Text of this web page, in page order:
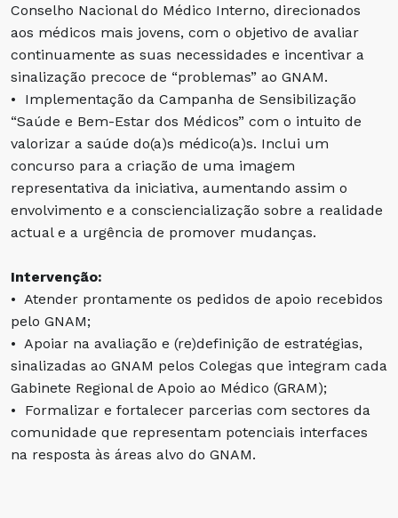
Conselho Nacional do Médico Interno, direcionados
aos médicos mais jovens, com o objetivo de avaliar
continuamente as suas necessidades e incentivar a
sinalização precoce de “problemas” ao GNAM.
• Implementação da Campanha de Sensibilização
“Saúde e Bem-Estar dos Médicos” com o intuito de
valorizar a saúde do(a)s médico(a)s. Inclui um
concurso para a criação de uma imagem
representativa da iniciativa, aumentando assim o
envolvimento e a consciencialização sobre a realidade
actual e a urgência de promover mudanças.
Intervenção:
• Atender prontamente os pedidos de apoio recebidos
pelo GNAM;
• Apoiar na avaliação e (re)definição de estratégias,
sinalizadas ao GNAM pelos Colegas que integram cada
Gabinete Regional de Apoio ao Médico (GRAM);
• Formalizar e fortalecer parcerias com sectores da
comunidade que representam potenciais interfaces
na resposta às áreas alvo do GNAM.